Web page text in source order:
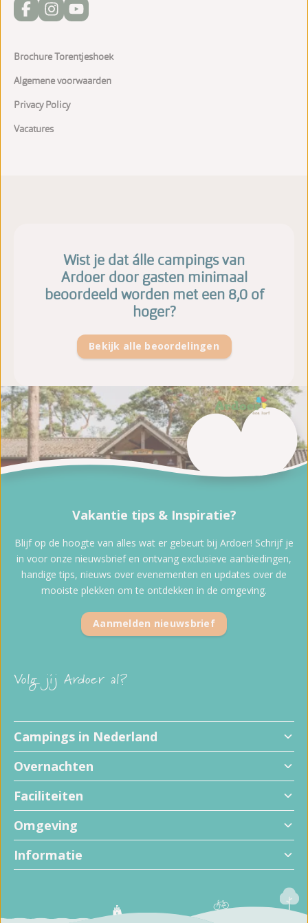
Brochure Torentjeshoek
Algemene voorwaarden
Privacy Policy
Vacatures
Wist je dat álle campings van
Ardoer door gasten minimaal
beoordeeld worden met een 8,0 of
hoger?
Bekijk alle beoordelingen
Volg jij Ardoer al?
Campings in Nederland
Overnachten
Faciliteiten
Omgeving
Informatie
Vakantie tips & Inspiratie?
Blijf op de hoogte van alles wat er gebeurt bij Ardoer! Schrijf je
in voor onze nieuwsbrief en ontvang exclusieve aanbiedingen,
handige tips, nieuws over evenementen en updates over de
mooiste plekken om te ontdekken in de omgeving.
Aanmelden nieuwsbrief